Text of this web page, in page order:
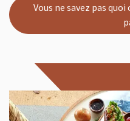
Vous ne savez pas quoi